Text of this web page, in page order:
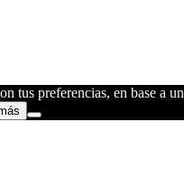
preferencias, en base a